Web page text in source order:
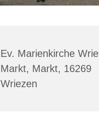
Ev. Marienkirche
Markt, Markt, 16269
Wriezen